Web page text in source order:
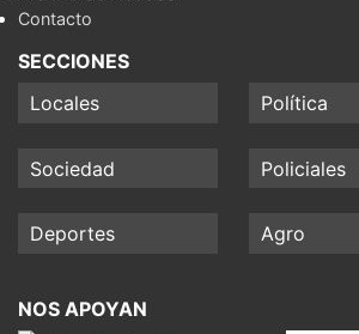
Contacto
SECCIONES
Locales
Política
Sociedad Policiales
Deportes Agro
NOS APOYAN